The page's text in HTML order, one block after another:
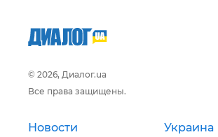
© 2026, Диалог.ua
Все права защищены.
Новости Украина